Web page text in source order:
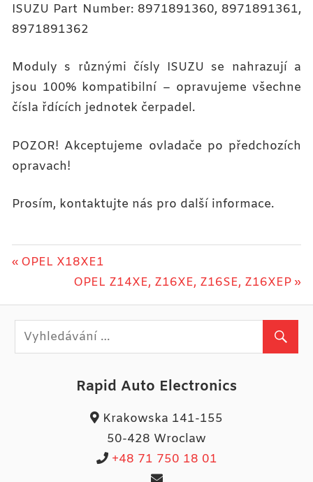
ISUZU Part Number: 8971891360, 8971891361,
8971891362
Moduly s různými čísly ISUZU se nahrazují a
jsou 100% kompatibilní – opravujeme všechne
čísla řdících jednotek čerpadel.
POZOR! Akceptujeme ovladače po předchozích
opravach!
Prosím, kontaktujte nás pro další informace.
Navigace
příspěvek
Previous
OPEL X18XE1
Next
Post:
OPEL Z14XE, Z16XE, Z16SE, Z16XEP
Rapid Auto Electronics
Krakowska 141-155
50-428 Wroclaw
+48 71 750 18 01